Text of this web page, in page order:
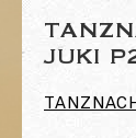
JUKI